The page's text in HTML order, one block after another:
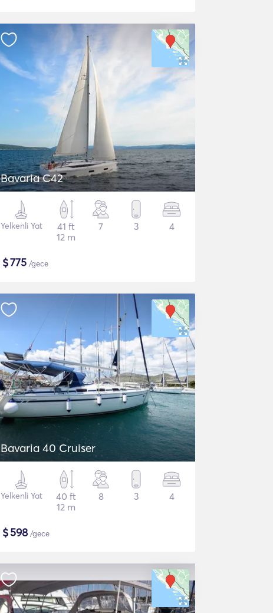
Bavaria C42
Yelkenli Yat
41 ft
12 m
7 3 4
$775 /gece
Bavaria 40 Cruiser
Yelkenli Yat
40 ft
12 m
8 3 4
$598/gece